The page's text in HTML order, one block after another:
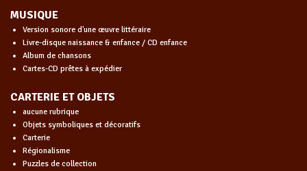
MUSIQUE
Version sonore d'une œuvre littéraire
Livre-disque naissance & enfance / CD enfance
Album de chansons
Cartes-CD prêtes à expédier
CARTERIE ET OBJETS
aucune rubrique
Objets symboliques et décoratifs
Carterie
Régionalisme
Puzzles de collection